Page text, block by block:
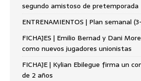
segundo amistoso de pretemporada
ENTRENAMIENTOS | Plan semanal
FICHAJES | Emilio Bernad y Dani
como nuevos jugadores unionistas
FICHAJE | Kylian Ebilegue firma un
de 2 años